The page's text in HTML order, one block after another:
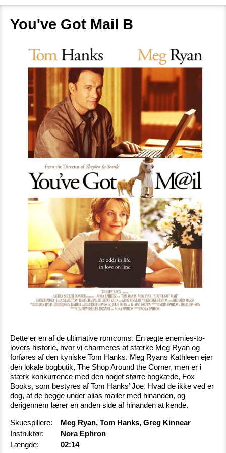
You've Got Mail B
Dette er en af de ultimative romcoms. En ægte enemies-to-
lovers historie, hvor vi charmeres af stærke Meg Ryan og
forføres af den kyniske Tom Hanks. Meg Ryans Kathleen ejer
den lokale bogbutik, The Shop Around the Corner, men er i
stærk konkurrence med den noget større bogkæde, Fox
Books, som bestyres af Tom Hanks’ Joe. Hvad de ikke ved er
dog, at de begge under alias mailer med hinanden, og
derigennem lærer en anden side af hinanden at kende.
Skuespillere:
Meg Ryan, Tom Hanks, Greg Kinnear
Instruktør:
Nora Ephron
Længde:
02:14